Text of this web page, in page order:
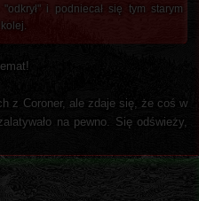
i podniecał się tym starym
z Coroner, ale zdaje się, że coś w
na pewno. Się odświeży,